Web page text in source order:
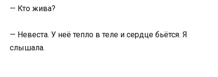
— Кто жива?
— Невеста. У неё тепло в теле и сердце бьётся. Я
слышала.